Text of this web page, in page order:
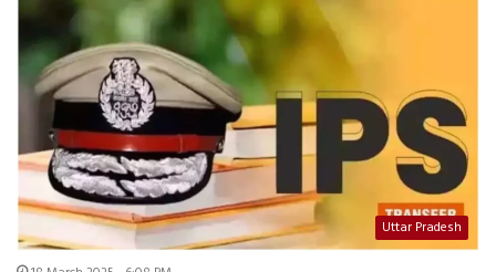
Uttar Pradesh